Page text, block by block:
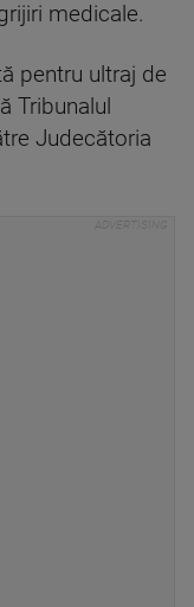
medicale.
pentru ultraj de
Tribunalul
Judecătoria